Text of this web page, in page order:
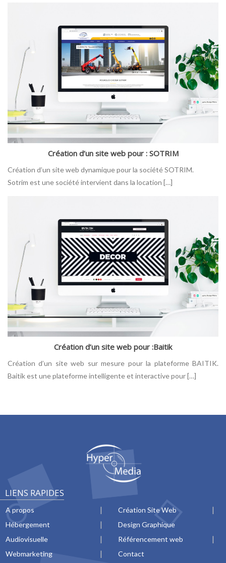
Création d’un site web pour : SOTRIM
Création d’un site web dynamique pour la société SOTRIM.
Sotrim est une société intervient dans la location […]
Création d’un site web pour :Baitik
Création d’un site web sur mesure pour la plateforme BAITIK.
Baitik est une plateforme intelligente et interactive pour […]
LIENS RAPIDES
A propos
Création Site Web
Hébergement
Design Graphique
Audiovisuelle
Référencement web
Webmarketing
Contact